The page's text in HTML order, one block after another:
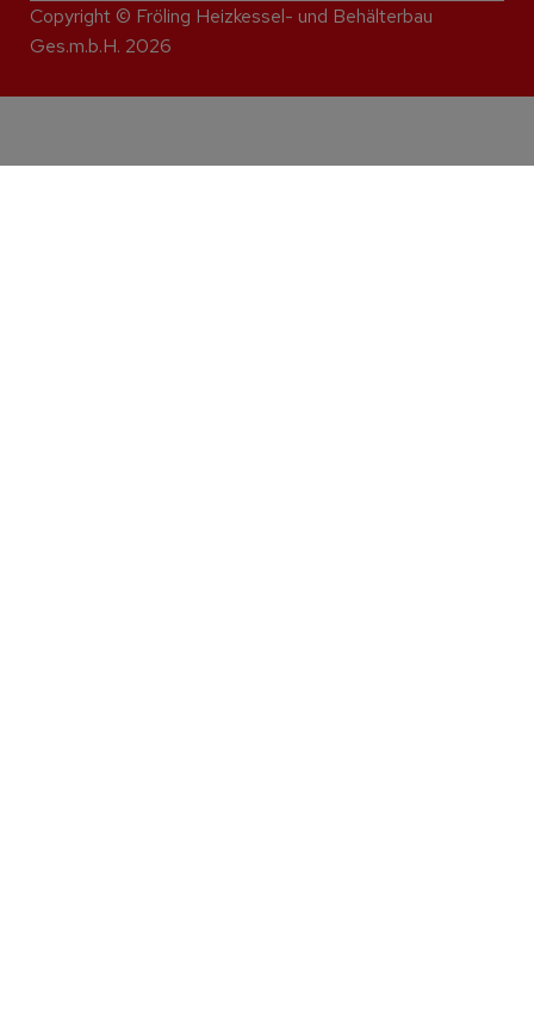
Copyright © Fröling Heizkessel- und Behälterbau
Ges.m.b.H. 2026